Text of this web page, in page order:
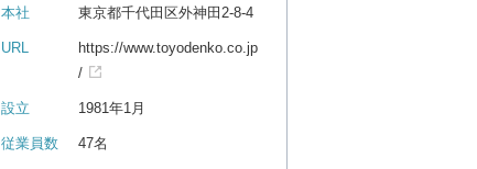
本社 東京都千代田区外神田2-8-4
URL
https://www.toyodenko.co.jp
/
設立 1981年1月
従業員数 47名